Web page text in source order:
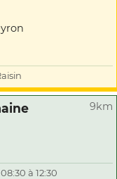
9km
à 12:30